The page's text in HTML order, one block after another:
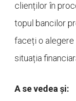
clienților în
topul bancilor
faceți o
situația
A se vedea și: